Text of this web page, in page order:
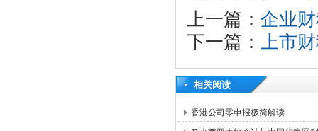
上一篇： 企业
下一篇： 上市
相关阅读
香港公司零申报极简解读